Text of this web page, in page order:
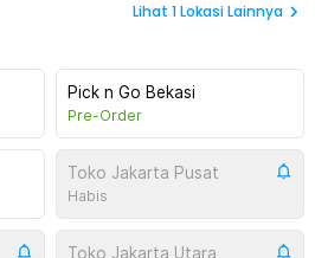
Lihat 1Lokasi Lainnya
Pick n Go Bekasi
Pre-Order
Toko Jakarta Pusat
Habis
Toko Jakarta Utara